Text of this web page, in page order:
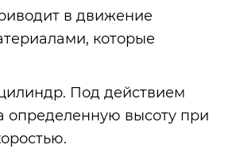
в движение
которые
Под действием
высоту при